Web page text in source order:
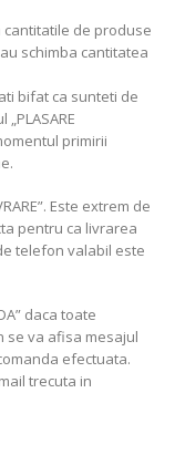
de produse
schimba cantitatea
bifat ca sunteti de
primirii
Este extrem de
pentru ca livrarea
telefon valabil este
daca toate
se va afisa mesajul
efectuata.
trecuta in